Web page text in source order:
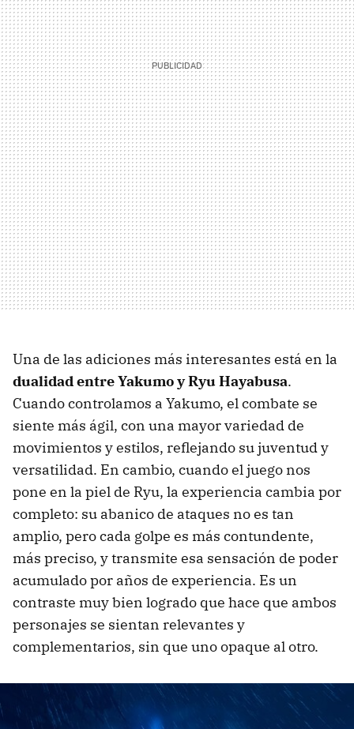
Una de las adiciones más interesantes está en la
dualidad entre Yakumo y Ryu Hayabusa.
Cuando controlamos a Yakumo, el combate se
siente más ágil, con una mayor variedad de
movimientos y estilos, reflejando su juventud y
versatilidad. En cambio, cuando el juego nos
pone en la piel de Ryu, la experiencia cambia por
completo: su abanico de ataques no es tan
amplio, pero cada golpe es más contundente,
más preciso, y transmite esa sensación de poder
acumulado por años de experiencia. Es un
contraste muy bien logrado que hace que ambos
personajes se sientan relevantes y
complementarios, sin que uno opaque al otro.